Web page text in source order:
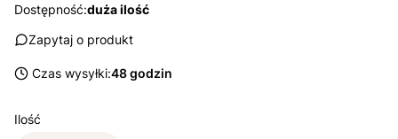
Dostępność:duża ilość
Zapytaj o produkt
Czas wysyłki:48 godzin
Ilość